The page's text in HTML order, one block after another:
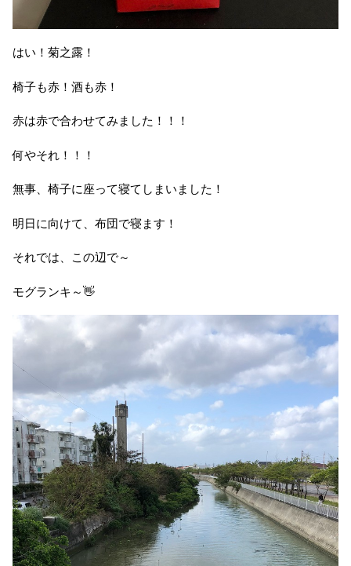
はい！菊之露！
椅子も赤！酒も赤！
赤は赤で合わせてみました！！！
何やそれ！！！
無事、椅子に座って寝てしまいました！
明日に向けて、布団で寝ます！
それでは、この辺で～
モグランキ～👋